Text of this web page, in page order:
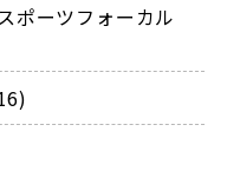
ポーツフォーカル